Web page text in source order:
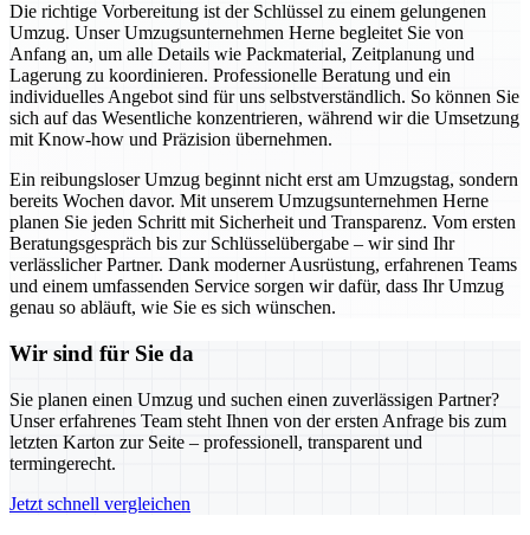
Die richtige Vorbereitung ist der Schlüssel zu einem gelungenen
Umzug. Unser Umzugsunternehmen Herne begleitet Sie von
Anfang an, um alle Details wie Packmaterial, Zeitplanung und
Lagerung zu koordinieren. Professionelle Beratung und ein
individuelles Angebot sind für uns selbstverständlich. So können Sie
sich auf das Wesentliche konzentrieren, während wir die Umsetzung
mit Know-how und Präzision übernehmen.
Ein reibungsloser Umzug beginnt nicht erst am Umzugstag, sondern
bereits Wochen davor. Mit unserem Umzugsunternehmen Herne
planen Sie jeden Schritt mit Sicherheit und Transparenz. Vom ersten
Beratungsgespräch bis zur Schlüsselübergabe – wir sind Ihr
verlässlicher Partner. Dank moderner Ausrüstung, erfahrenen Teams
und einem umfassenden Service sorgen wir dafür, dass Ihr Umzug
genau so abläuft, wie Sie es sich wünschen.
Wir sind für Sie da
Sie planen einen Umzug und suchen einen zuverlässigen Partner?
Unser erfahrenes Team steht Ihnen von der ersten Anfrage bis zum
letzten Karton zur Seite – professionell, transparent und
termingerecht.
Jetzt schnell vergleichen